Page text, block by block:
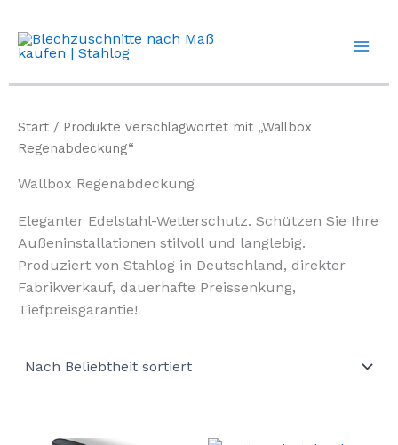
Inhalt
springen
Start / Produkte verschlagwortet mit „Wallbox
Regenabdeckung“
Wallbox Regenabdeckung
Eleganter Edelstahl-Wetterschutz. Schützen Sie Ihre
Außeninstallationen stilvoll und langlebig.
Produziert von Stahlog in Deutschland, direkter
Fabrikverkauf, dauerhafte Preissenkung,
Tiefpreisgarantie!